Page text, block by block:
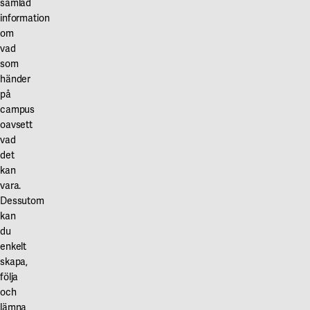
Karlstad
Gävle
Skövde
Borås
Högskolan i Borås
Våra projekt
Innovation och forskningssamverkan
samlad
information
om
vad
som
händer
på
campus
oavsett
vad
det
kan
vara.
Dessutom
kan
du
enkelt
skapa,
följa
och
lämna